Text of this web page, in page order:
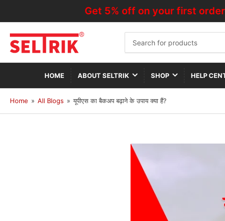
Get 5% off on your first order—Use
for
products
HOME ABOUT SELTRIK SHOP HELP
Home » All Blogs » यूपीएस का बैकअप बढ़ाने के उपाय क्या हैं?